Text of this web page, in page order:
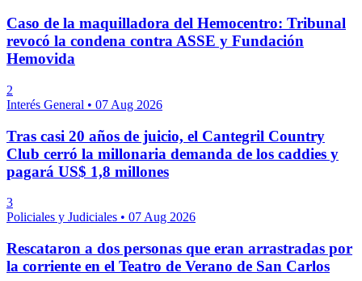
Caso de la maquilladora del Hemocentro: Tribunal
revocó la condena contra ASSE y Fundación
Hemovida
2
Interés General • 07 Aug 2026
Tras casi 20 años de juicio, el Cantegril Country
Club cerró la millonaria demanda de los caddies y
pagará US$ 1,8 millones
3
Policiales y Judiciales • 07 Aug 2026
Rescataron a dos personas que eran arrastradas por
la corriente en el Teatro de Verano de San Carlos